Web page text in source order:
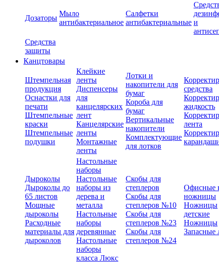
Дозаторы
Мыло
антибактериальное
Салфетки
антибактериальные и
Средства
защиты
Канцтовары
Штемпельная
продукция
Оснастки для
печати
Штемпельные
краски
Штемпельные
подушки
Клейкие
ленты
Диспенсеры
для
канцелярских
лент
Канцелярские
ленты
Монтажные
ленты
Лотки и
накопители для
бумаг
Короба для
бумаг
Вертикальные
накопители
Комплектующие
для лотков
средства
жидкость
лента
Дыроколы
Дыроколы до
65 листов
Мощные
дыроколы
Расходные
материалы для
дыроколов
Настольные
наборы
Настольные
наборы из
дерева и
металла
Настольные
наборы
деревянные
Настольные
наборы
класса Люкс
Скобы для
степлеров
Скобы для
степлеров №10
Скобы для
степлеров №23
Скобы для
степлеров №24
Офисные
ножницы
Ножницы
детские
Ножницы
Запасные